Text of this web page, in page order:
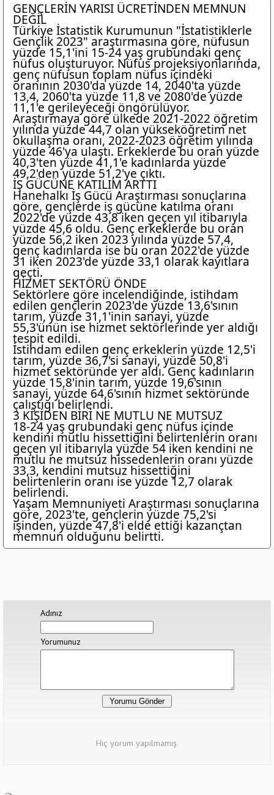
GENÇLERİN YARISI ÜCRETİNDEN MEMNUN
DEĞİL
Türkiye İstatistik Kurumunun "İstatistiklerle
Gençlik 2023" araştırmasına göre, nüfusun
yüzde 15,1'ini 15-24 yaş grubundaki genç
nüfus oluşturuyor. Nüfus projeksiyonlarında,
genç nüfusun toplam nüfus içindeki
oranının 2030'da yüzde 14, 2040'ta yüzde
13,4, 2060'ta yüzde 11,8 ve 2080'de yüzde
11,1'e gerileyeceği öngörülüyor.
Araştırmaya göre ülkede 2021-2022 öğretim
yılında yüzde 44,7 olan yükseköğretim net
okullaşma oranı, 2022-2023 öğretim yılında
yüzde 46'ya ulaştı. Erkeklerde bu oran yüzde
40,3'ten yüzde 41,1'e kadınlarda yüzde
49,2'den yüzde 51,2'ye çıktı.
İŞ GÜCÜNE KATILIM ARTTI
Hanehalkı İş Gücü Araştırması sonuçlarına
göre, gençlerde iş gücüne katılma oranı
2022'de yüzde 43,8 iken geçen yıl itibarıyla
yüzde 45,6 oldu. Genç erkeklerde bu oran
yüzde 56,2 iken 2023 yılında yüzde 57,4,
genç kadınlarda ise bu oran 2022'de yüzde
31 iken 2023'de yüzde 33,1 olarak kayıtlara
geçti.
HİZMET SEKTÖRÜ ÖNDE
Sektörlere göre incelendiğinde, istihdam
edilen gençlerin 2023'de yüzde 13,6'sının
tarım, yüzde 31,1'inin sanayi, yüzde
55,3'ünün ise hizmet sektörlerinde yer aldığı
tespit edildi.
İstihdam edilen genç erkeklerin yüzde 12,5'i
tarım, yüzde 36,7'si sanayi, yüzde 50,8'i
hizmet sektöründe yer aldı. Genç kadınların
yüzde 15,8'inin tarım, yüzde 19,6'sının
sanayi, yüzde 64,6'sının hizmet sektöründe
çalıştığı belirlendi.
3 KİŞİDEN BİRİ NE MUTLU NE MUTSUZ
18-24 yaş grubundaki genç nüfus içinde
kendini mutlu hissettiğini belirtenlerin oranı
geçen yıl itibarıyla yüzde 54 iken kendini ne
mutlu ne mutsuz hissedenlerin oranı yüzde
33,3, kendini mutsuz hissettiğini
belirtenlerin oranı ise yüzde 12,7 olarak
belirlendi.
Yaşam Memnuniyeti Araştırması sonuçlarına
göre, 2023'te, gençlerin yüzde 75,2'si
işinden, yüzde 47,8'i elde ettiği kazançtan
memnun olduğunu belirtti.
Adınız
Yorumunuz
Hiç yorum yapılmamış.